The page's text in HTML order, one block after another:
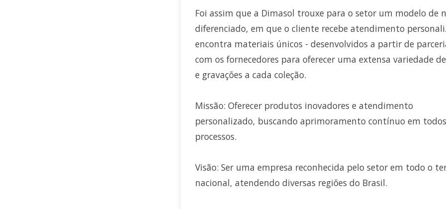
Foi assim que a Dimasol trouxe para o setor um modelo de
diferenciado, em que o cliente recebe atendimento
encontra materiais únicos - desenvolvidos a partir de
com os fornecedores para oferecer uma extensa variedade
e gravações a cada coleção.
Missão: Oferecer produtos inovadores e atendimento
personalizado, buscando aprimoramento contínuo em
processos.
Visão: Ser uma empresa reconhecida pelo setor em todo o
nacional, atendendo diversas regiões do Brasil.